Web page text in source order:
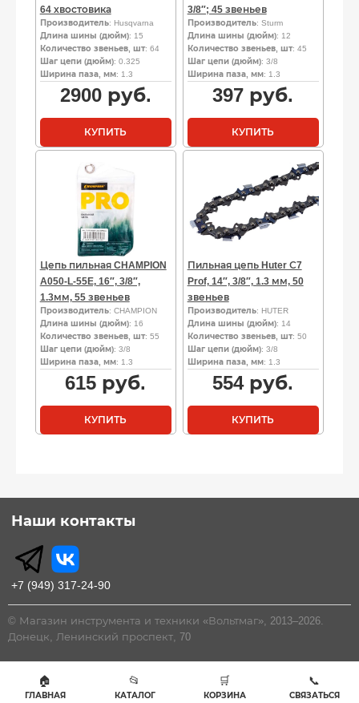
64 хвостовика
Производитель: Husqvarna
Длина шины (дюйм): 15
Количество звеньев, шт: 64
Шаг цепи (дюйм): 0.325
Ширина паза, мм: 1.3
2900руб.
КУПИТЬ
3/8″; 45 звеньев
Производитель: Sturm
Длина шины (дюйм): 12
Количество звеньев, шт: 45
Шаг цепи (дюйм): 3/8
Ширина паза, мм: 1.3
397 руб.
КУПИТЬ
Цепь пильная CHAMPION
A050-L-55E, 16″, 3/8″,
1.3мм, 55 звеньев
Производитель: CHAMPION
Длина шины (дюйм): 16
Количество звеньев, шт: 55
Шаг цепи (дюйм): 3/8
Ширина паза, мм: 1.3
615 руб.
КУПИТЬ
Пильная цепь Huter С7
Prof, 14″, 3/8″, 1.3 мм, 50
звеньев
Производитель: HUTER
Длина шины (дюйм): 14
Количество звеньев, шт: 50
Шаг цепи (дюйм): 3/8
Ширина паза, мм: 1.3
554руб.
КУПИТЬ
Наши контакты
+7 (949) 317-24-90
© Магазин инструмента и техники «Вольтмаг», 2013–2026.
Донецк, Ленинский проспект, 70
🏠
ГЛАВНАЯ
📂
КАТАЛОГ
🛒
КОРЗИНА
📞
СВЯЗАТЬСЯ